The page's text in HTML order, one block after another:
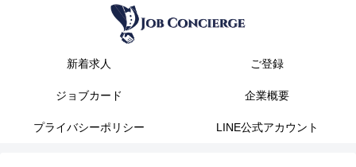
新着求人 ご登録
ジョブカード 企業概要
プライバシーポリシー LINE公式アカウント